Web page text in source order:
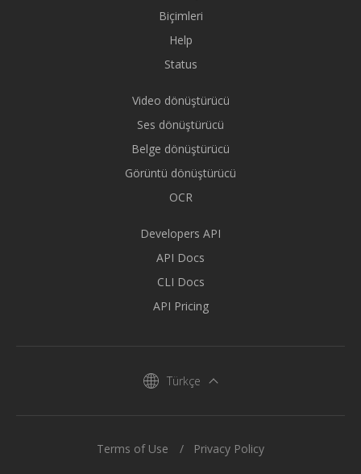
Biçimleri
Help
Status
Video dönüştürücü
Ses dönüştürücü
Belge dönüştürücü
Görüntü dönüştürücü
OCR
Developers API
API Docs
CLI Docs
API Pricing
Türkçe
Terms of Use Privacy Policy